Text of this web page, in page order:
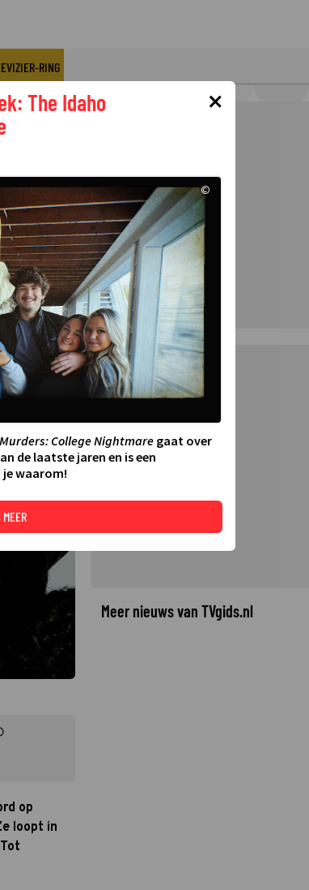
RING
©
op
loopt in
Meer nieuws van TVgids.nl
×
The Idaho
©
College Nightmaregaat over
de laatste jaren en is een
waarom!